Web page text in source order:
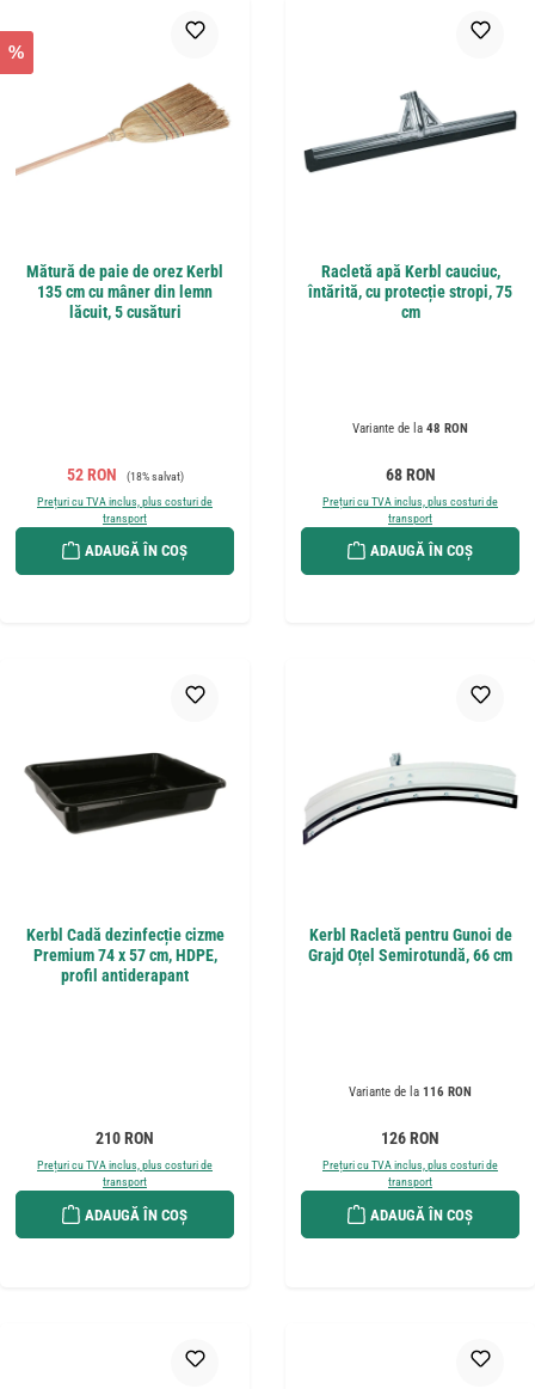
%
Mătură de paie de orez Kerbl
135 cm cu mâner din lemn
lăcuit, 5 cusături
Preț de vânzare:
52 RON Preț obișnuit:
(18% salvat)
Prețuri cu TVA inclus, plus costuri de
transport
ADAUGĂ ÎN COȘ
Racletă apă Kerbl cauciuc,
întărită, cu protecție stropi, 75
cm
Variante de la 48 RON
Preț obișnuit:
68 RON
Prețuri cu TVA inclus, plus costuri de
transport
ADAUGĂ ÎN COȘ
Kerbl Cadă dezinfecție cizme
Premium 74 x 57 cm, HDPE,
profil antiderapant
Preț obișnuit:
210 RON
Prețuri cu TVA inclus, plus costuri de
transport
ADAUGĂ ÎN COȘ
Kerbl Racletă pentru Gunoi de
Grajd Oțel Semirotundă, 66 cm
Variante de la 116 RON
Preț obișnuit:
126 RON
Prețuri cu TVA inclus, plus costuri de
transport
ADAUGĂ ÎN COȘ